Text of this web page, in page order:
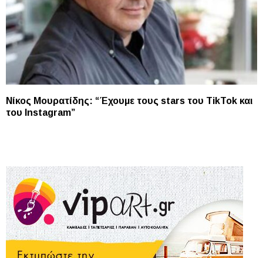
Νίκος Μουρατίδης: “Έχουμε τους stars του TikTok και
του Instagram”